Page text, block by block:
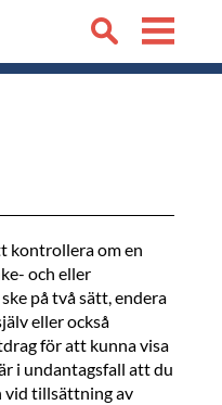
kontrollera om en
och eller
på två sätt, endera
eller också
för att kunna visa
i undantagsfall att du
vid tillsättning av